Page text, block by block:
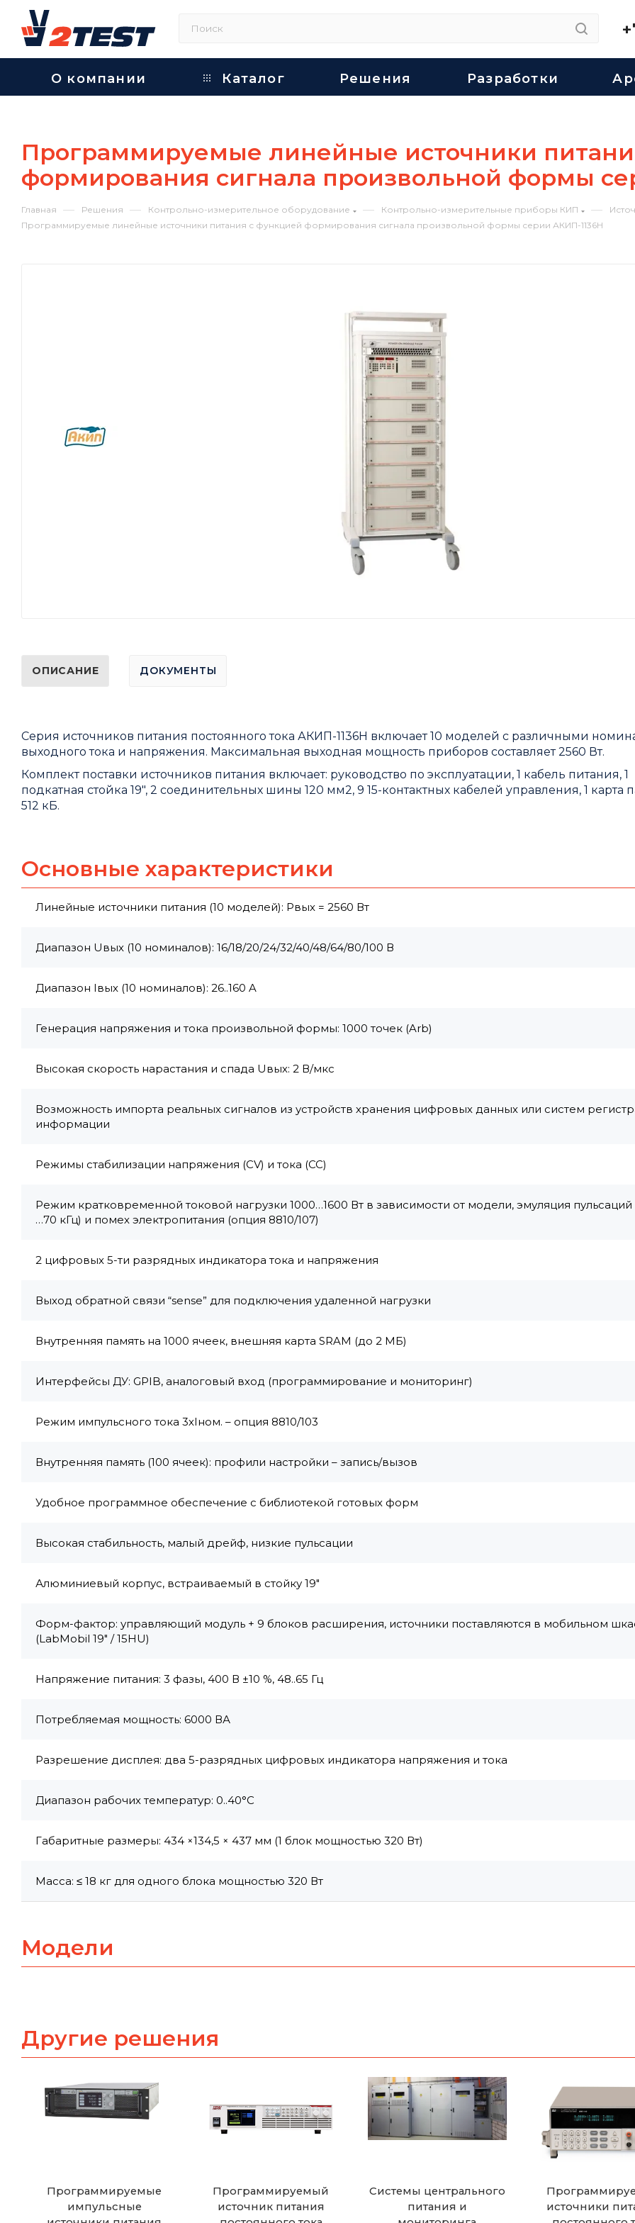
О компании Каталог Решения Разработки
Программируемые линейные источники
формирования сигнала произвольной формы
Главная — Решения — Контрольно-измерительное оборудование — Контрольно-измерительные приборы КИП —
Программируемые линейные источники питания с функцией формирования сигнала произвольной формы серии АКИП-1136H
ОПИСАНИЕ ДОКУМЕНТЫ
Серия источников питания постоянного тока АКИП-1136H включает 10 моделей с различными
выходного тока и напряжения. Максимальная выходная мощность приборов составляет 2560 Вт.
Комплект поставки источников питания включает: руководство по эксплуатации, 1 кабель питания, 1
подкатная стойка 19", 2 соединительных шины 120 мм2, 9 15-контактных кабелей управления, 1 карта
512 кБ.
Основные характеристики
Линейные источники питания (10 моделей): Pвых = 2560 Вт
Диапазон Uвых (10 номиналов): 16/18/20/24/32/40/48/64/80/100 В
Диапазон Iвых (10 номиналов): 26..160 A
Генерация напряжения и тока произвольной формы: 1000 точек (Arb)
Высокая скорость нарастания и спада Uвых: 2 В/мкс
Возможность импорта реальных сигналов из устройств хранения цифровых данных или систем
информации
Режимы стабилизации напряжения (CV) и тока (СС)
Режим кратковременной токовой нагрузки 1000…1600 Вт в зависимости от модели, эмуляция пульсаций
…70 кГц) и помех электропитания (опция 8810/107)
2 цифровых 5-ти разрядных индикатора тока и напряжения
Выход обратной связи “sense” для подключения удаленной нагрузки
Внутренняя память на 1000 ячеек, внешняя карта SRAM (до 2 МБ)
Интерфейсы ДУ: GPIB, аналоговый вход (программирование и мониторинг)
Режим импульсного тока 3хIном. – опция 8810/103
Внутренняя память (100 ячеек): профили настройки – запись/вызов
Удобное программное обеспечение с библиотекой готовых форм
Высокая стабильность, малый дрейф, низкие пульсации
Алюминиевый корпус, встраиваемый в стойку 19"
Форм-фактор: управляющий модуль + 9 блоков расширения, источники поставляются в мобильном
(LabMobil 19" / 15HU)
Напряжение питания: 3 фазы, 400 В ±10 %, 48..65 Гц
Потребляемая мощность: 6000 ВА
Разрешение дисплея: два 5-разрядных цифровых индикатора напряжения и тока
Диапазон рабочих температур: 0..40°C
Габаритные размеры: 434 ×134,5 × 437 мм (1 блок мощностью 320 Вт)
Масса: ≤ 18 кг для одного блока мощностью 320 Вт
Модели
Другие решения
Программируемые
импульсные
Программируемый
источник питания
Системы центрального
питания и
источники